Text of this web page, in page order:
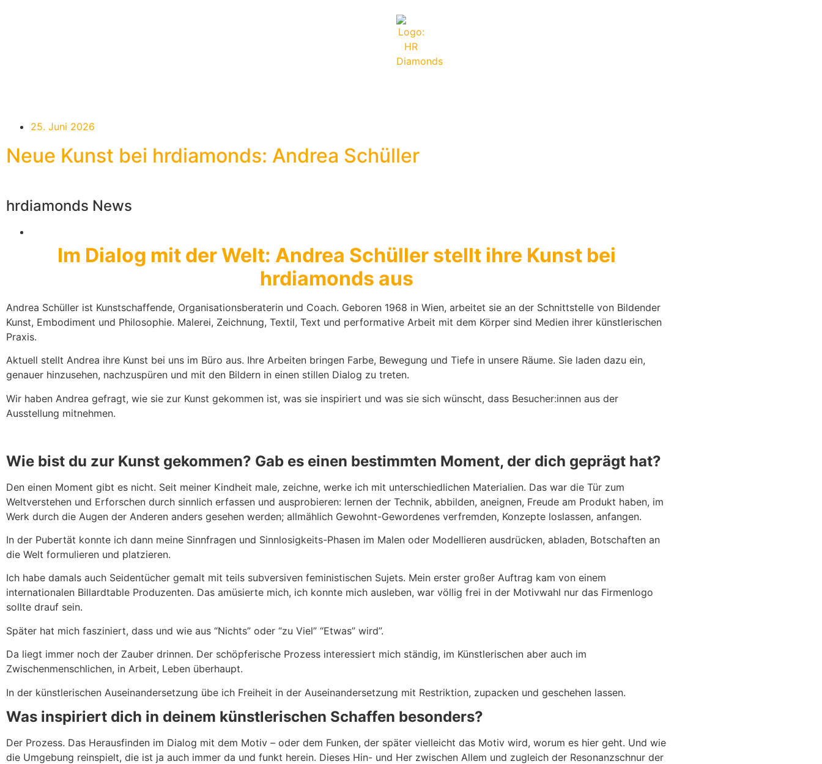
25. Juni 2026
Neue Kunst bei hrdiamonds: Andrea Schüller
hrdiamonds News
Im Dialog mit der Welt: Andrea Schüller stellt ihre Kunst bei
hrdiamonds aus
Andrea Schüller ist Kunstschaffende, Organisationsberaterin und Coach. Geboren 1968 in Wien, arbeitet sie an der Schnittstelle von Bildender
Kunst, Embodiment und Philosophie. Malerei, Zeichnung, Textil, Text und performative Arbeit mit dem Körper sind Medien ihrer künstlerischen
Praxis.
Aktuell stellt Andrea ihre Kunst bei uns im Büro aus. Ihre Arbeiten bringen Farbe, Bewegung und Tiefe in unsere Räume. Sie laden dazu ein,
genauer hinzusehen, nachzuspüren und mit den Bildern in einen stillen Dialog zu treten.
Wir haben Andrea gefragt, wie sie zur Kunst gekommen ist, was sie inspiriert und was sie sich wünscht, dass Besucher:innen aus der
Ausstellung mitnehmen.
Wie bist du zur Kunst gekommen? Gab es einen bestimmten Moment, der dich geprägt hat?
Den einen Moment gibt es nicht. Seit meiner Kindheit male, zeichne, werke ich mit unterschiedlichen Materialien. Das war die Tür zum
Weltverstehen und Erforschen durch sinnlich erfassen und ausprobieren: lernen der Technik, abbilden, aneignen, Freude am Produkt haben, im
Werk durch die Augen der Anderen anders gesehen werden; allmählich Gewohnt-Gewordenes verfremden, Konzepte loslassen, anfangen.
In der Pubertät konnte ich dann meine Sinnfragen und Sinnlosigkeits-Phasen im Malen oder Modellieren ausdrücken, abladen, Botschaften an
die Welt formulieren und platzieren.
Ich habe damals auch Seidentücher gemalt mit teils subversiven feministischen Sujets. Mein erster großer Auftrag kam von einem
internationalen Billardtable Produzenten. Das amüsierte mich, ich konnte mich ausleben, war völlig frei in der Motivwahl nur das Firmenlogo
sollte drauf sein.
Später hat mich fasziniert, dass und wie aus “Nichts” oder “zu Viel” “Etwas” wird”.
Da liegt immer noch der Zauber drinnen. Der schöpferische Prozess interessiert mich ständig, im Künstlerischen aber auch im
Zwischenmenschlichen, in Arbeit, Leben überhaupt.
In der künstlerischen Auseinandersetzung übe ich Freiheit in der Auseinandersetzung mit Restriktion, zupacken und geschehen lassen.
Was inspiriert dich in deinem künstlerischen Schaffen besonders?
Der Prozess. Das Herausfinden im Dialog mit dem Motiv – oder dem Funken, der später vielleicht das Motiv wird, worum es hier geht. Und wie
die Umgebung reinspielt, die ist ja auch immer da und funkt herein. Dieses Hin- und Her zwischen Allem und zugleich der Resonanzschnur der